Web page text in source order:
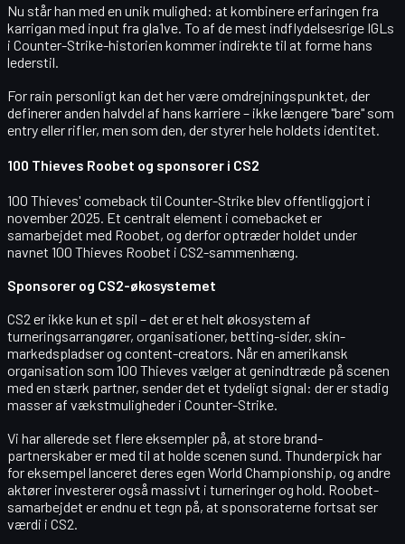
Nu står han med en unik mulighed: at kombinere erfaringen fra
karrigan med input fra gla1ve. To af de mest indflydelsesrige IGLs
i Counter-Strike-historien kommer indirekte til at forme hans
lederstil.
For rain personligt kan det her være omdrejningspunktet, der
definerer anden halvdel af hans karriere – ikke længere "bare" som
entry eller rifler, men som den, der styrer hele holdets identitet.
100 Thieves Roobet og sponsorer i CS2
100 Thieves' comeback til Counter-Strike blev offentliggjort i
november 2025. Et centralt element i comebacket er
samarbejdet med Roobet, og derfor optræder holdet under
navnet 100 Thieves Roobet i CS2-sammenhæng.
Sponsorer og CS2-økosystemet
CS2 er ikke kun et spil – det er et helt økosystem af
turneringsarrangører, organisationer, betting-sider, skin-
markedspladser og content-creators. Når en amerikansk
organisation som 100 Thieves vælger at genindtræde på scenen
med en stærk partner, sender det et tydeligt signal: der er stadig
masser af vækstmuligheder i Counter-Strike.
Vi har allerede set flere eksempler på, at store brand-
partnerskaber er med til at holde scenen sund. Thunderpick har
for eksempel lanceret deres egen World Championship, og andre
aktører investerer også massivt i turneringer og hold. Roobet-
samarbejdet er endnu et tegn på, at sponsoraterne fortsat ser
værdi i CS2.